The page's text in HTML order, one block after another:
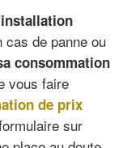
de panne ou
consommation
vous faire
de prix
sur